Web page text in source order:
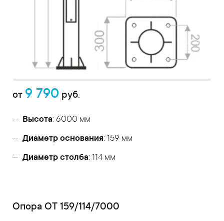
от 9 790 руб.
Высота: 6000 мм
Диаметр основания: 159 мм
Диаметр столба: 114 мм
Опора ОТ 159/114/7000